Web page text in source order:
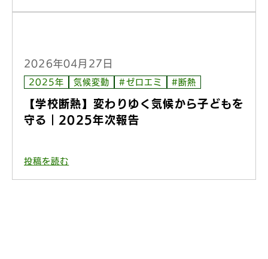
2026年04月27日
2025年 気候変動 #ゼロエミ #断熱
【学校断熱】変わりゆく気候から子どもを
守る｜2025年次報告
投稿を読む